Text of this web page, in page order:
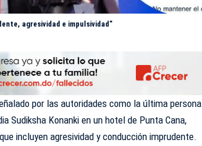
agresividad e impulsividad"
por las autoridades como la última persona
Sudiksha Konanki en un hotel de Punta Cana,
incluyen agresividad y conducción imprudente.